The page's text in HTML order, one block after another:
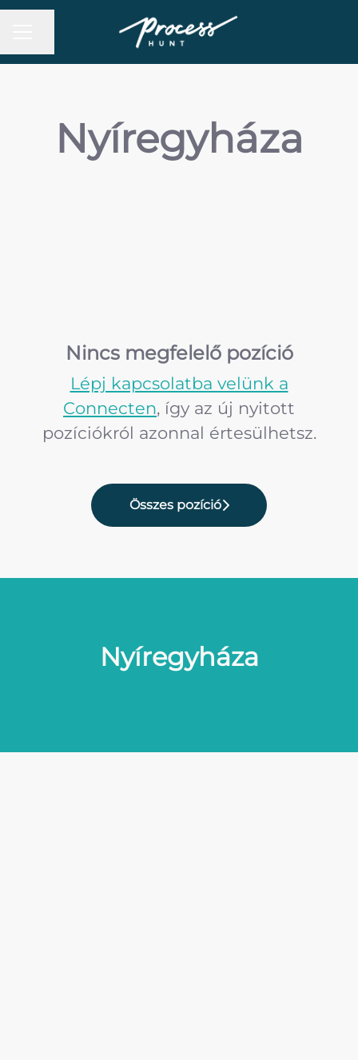
Oldal megosztása
Nyíregyháza
Nincs megfelelő pozíció
Lépj kapcsolatba velünk a
Connecten, így az új nyitott
pozíciókról azonnal értesülhetsz.
Összes pozíció
Nyíregyháza